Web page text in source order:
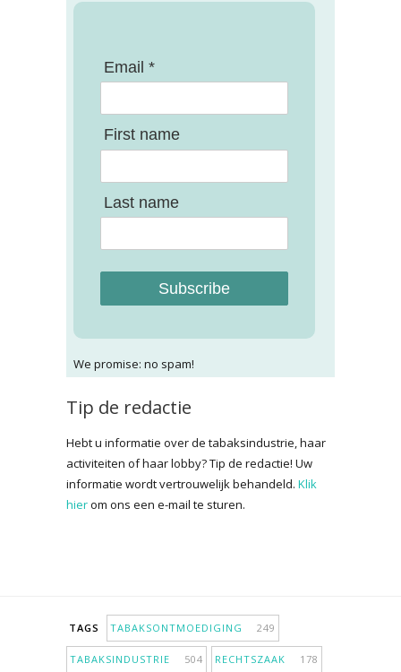
Email *
First name
Last name
Subscribe
We promise: no spam!
Tip de redactie
Hebt u informatie over de tabaksindustrie, haar
activiteiten of haar lobby? Tip de redactie! Uw
informatie wordt vertrouwelijk behandeld. Klik
hierom ons een e-mail te sturen.
TAGS TABAKSONTMOEDIGING 249
TABAKSINDUSTRIE 504 RECHTSZAAK 178